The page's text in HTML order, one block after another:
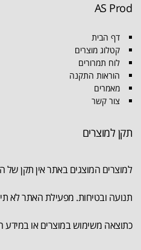
AS Prod
דף הבית
קטלוג מוצרים
לוח תמרורים
הוראות התקנה
מאמרים
צור קשר
תקן למוצרים
למוצרים המוצגים באתר אין תקן של
תנועה ובטיחות. מפעילת האתר לא
כתוצאה משימוש במוצרים או במידע